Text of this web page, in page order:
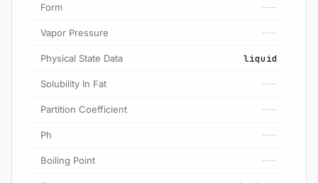
Form ---
Vapor Pressure ---
Physical State Data liquid
Solubility In Fat ---
Partition Coefficient ---
Ph ---
Boiling Point ---